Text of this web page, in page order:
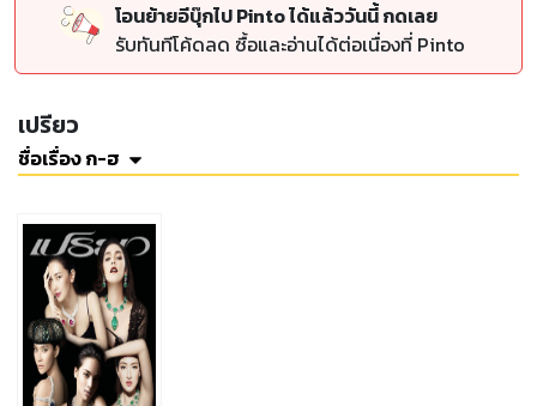
โอนย้ายอีบุ๊กไป Pinto ได้แล้ววันนี้ กดเลย
รับทันทีโค้ดลด ซื้อและอ่านได้ต่อเนื่องที่ Pinto
เปรียว
ชื่อเรื่อง ก-ฮ